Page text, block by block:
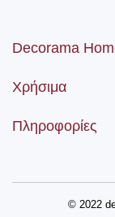
Decorama
Χρήσιμα
Πληροφορίες
© 2022